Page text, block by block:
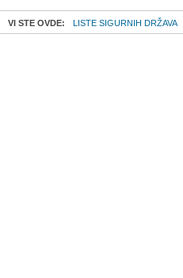
VI STE OVDE: LISTE SIGURNIH DRŽAVA